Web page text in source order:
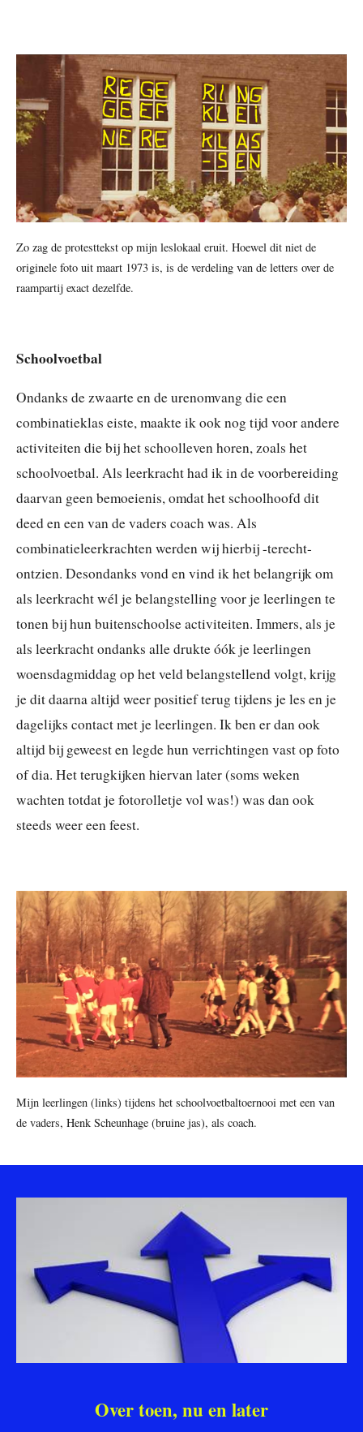
Zo zag de protesttekst op mijn leslokaal eruit. Hoewel dit niet de
originele foto uit maart 1973 is, is de verdeling van de letters over de
raampartij exact dezelfde.
Schoolvoetbal
Ondanks de zwaarte en de urenomvang die een
combinatieklas eiste, maakte ik ook nog tijd voor andere
activiteiten die bij het schoolleven horen, zoals het
schoolvoetbal. Als leerkracht had ik in de voorbereiding
daarvan geen bemoeienis, omdat het schoolhoofd dit
deed en een van de vaders coach was. Als
combinatieleerkrachten werden wij hierbij -terecht-
ontzien. Desondanks vond en vind ik het belangrijk om
als leerkracht wél je belangstelling voor je leerlingen te
tonen bij hun buitenschoolse activiteiten. Immers, als je
als leerkracht ondanks alle drukte óók je leerlingen
woensdagmiddag op het veld belangstellend volgt, krijg
je dit daarna altijd weer positief terug tijdens je les en je
dagelijks contact met je leerlingen. Ik ben er dan ook
altijd bij geweest en legde hun verrichtingen vast op foto
of dia. Het terugkijken hiervan later (soms weken
wachten totdat je fotorolletje vol was!) was dan ook
steeds weer een feest.
Mijn leerlingen (links) tijdens het schoolvoetbaltoernooi met een van
de vaders, Henk Scheunhage (bruine jas), als coach.
Over toen, nu en later